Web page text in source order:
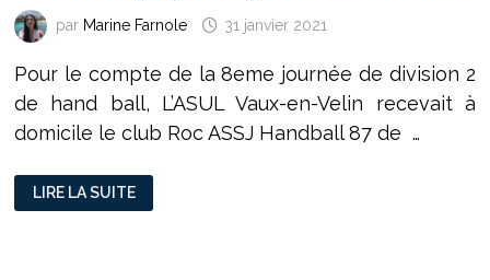
par Marine Farnole 31 janvier 2021
Pour le compte de la 8eme journée de division 2
de hand ball, L’ASUL Vaux-en-Velin recevait à
domicile le club Roc ASSJ Handball 87 de …
D2
HANDBALL
FÉMININ
LIRE LA SUITE